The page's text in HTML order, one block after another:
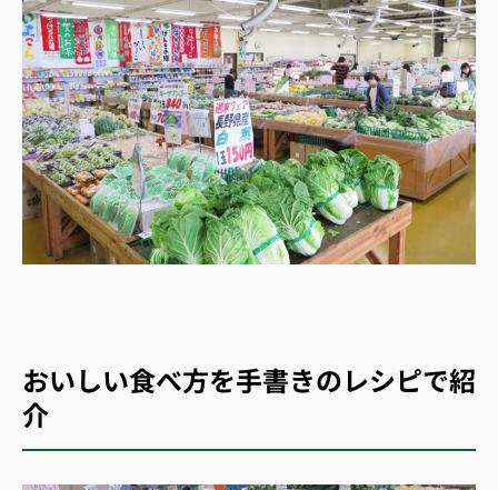
おいしい食べ方を手書きのレシピで紹
介